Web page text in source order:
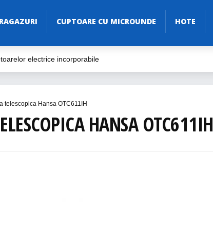
CUPTOARE CU MICROUNDE HOTE
electrice incorporabile
Electric în 2023
telescopica Hansa OTC611IH
HANSA OTC611IH